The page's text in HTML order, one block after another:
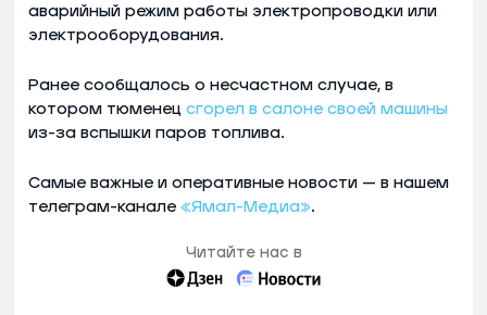
аварийный режим работы электропроводки или
электрооборудования.
Ранее сообщалось о несчастном случае, в
котором тюменец сгорел в салоне своей машины
из-за вспышки паров топлива.
Самые важные и оперативные новости — в нашем
телеграм-канале «Ямал-Медиа».
Читайте нас в